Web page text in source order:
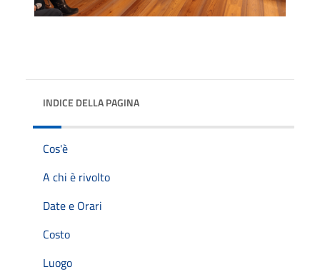
INDICE DELLA PAGINA
Cos'è
A chi è rivolto
Date e Orari
Costo
Luogo